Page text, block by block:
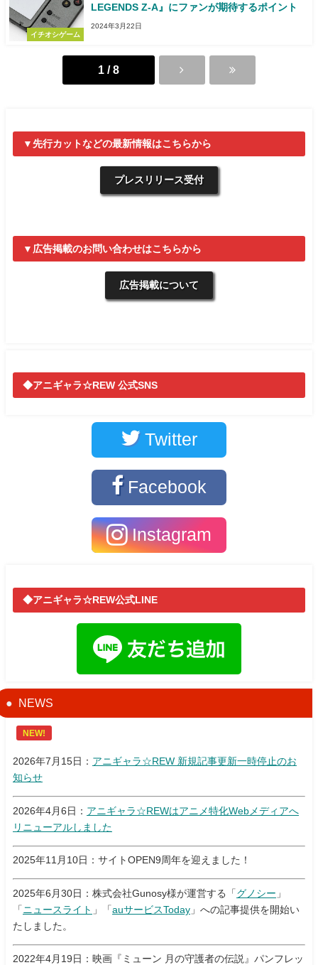
イチオシゲーム
LEGENDS Z-A』にファンが期待するポイント
2024年3月22日
1 / 8
▼先行カットなどの最新情報はこちらから
プレスリリース受付
▼広告掲載のお問い合わせはこちらから
広告掲載について
◆アニギャラ☆REW 公式SNS
Twitter
Facebook
Instagram
◆アニギャラ☆REW公式LINE
NEWS
NEW!
2026年7月15日： アニギャラ☆REW 新規記事更新一時停止のお
知らせ
2026年4月6日： アニギャラ☆REWはアニメ特化Webメディアへ
リニューアルしました
2025年11月10日：サイトOPEN9周年を迎えました！
2025年6月30日：株式会社Gunosy様が運営する「 グノシー 」
「 ニュースライト 」「auサービスToday 」への記事提供を開始い
たしました。
2022年4月19日：映画『ミューン 月の守護者の伝説』パンフレッ